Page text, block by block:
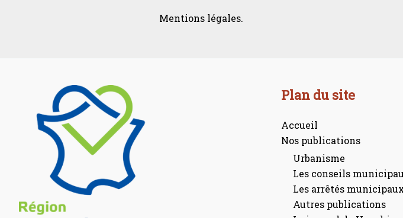
Mentions légales.
Plan du site
Accueil
Nos publications
Urbanisme
Les conseils
Les arrêtés
Autres publications